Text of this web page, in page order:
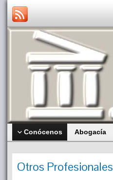
Conócenos Abogacía
Otros Profesionales